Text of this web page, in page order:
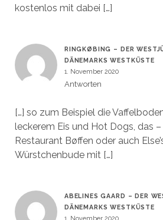
kostenlos mit dabei […]
RINGKØBING – DER
DÄNEMARKS WESTKÜSTE
1. November 2020
Antworten
[…] so zum Beispiel die
leckerem Eis und Hot Dogs, das
Restaurant Bøffen oder auch
Würstchenbude mit […]
ABELINES GAARD – DER
DÄNEMARKS WESTKÜSTE
1. November 2020